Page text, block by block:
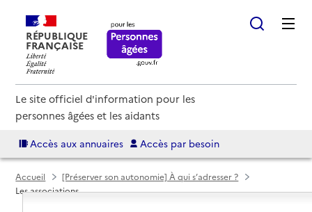
RÉPUBLIQUE
FRANÇAISE
Le site officiel d'information pour les
personnes âgées et les aidants
Accès aux annuaires Accès par besoin
Accueil
[Préserver son autonomie] À qui s’adresser ?
Les associations